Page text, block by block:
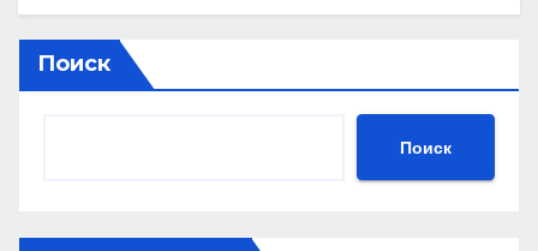
n
o
kl
at
s
A
er
e
a
р
в
ть
Поиск
Поиск